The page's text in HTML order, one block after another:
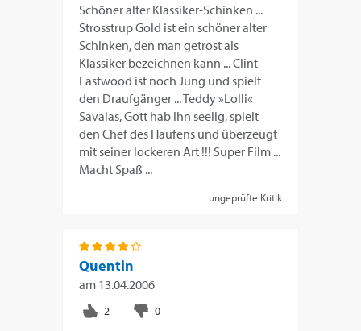
Schöner alter Klassiker-Schinken ...
Strosstrup Gold ist ein schöner alter
Schinken, den man getrost als
Klassiker bezeichnen kann ... Clint
Eastwood ist noch Jung und spielt
den Draufgänger ... Teddy »Lolli«
Savalas, Gott hab Ihn seelig, spielt
den Chef des Haufens und überzeugt
mit seiner lockeren Art !!! Super Film ...
Macht Spaß ...
ungeprüfte Kritik
Quentin
am 13.04.2006